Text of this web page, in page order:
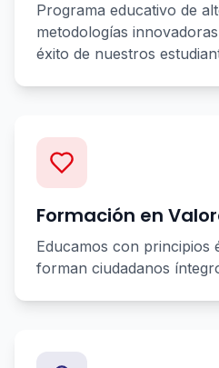
Programa educativo de
metodologías
éxito de nuestros
Formación en
Educamos con principios
forman ciudadanos